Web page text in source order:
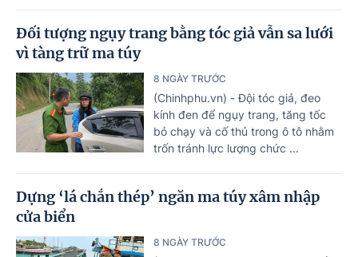
Đối tượng ngụy trang bằng tóc giả vẫn sa lưới
vì tàng trữ ma túy
8 NGÀY TRƯỚC
(Chinhphu.vn) - Đội tóc giả, đeo
kính đen để ngụy trang, tăng tốc
bỏ chạy và cố thủ trong ô tô nhằm
trốn tránh lực lượng chức ...
Dựng ‘lá chắn thép’ ngăn ma túy xâm nhập
cửa biển
8 NGÀY TRƯỚC